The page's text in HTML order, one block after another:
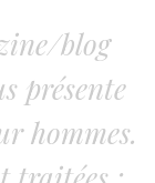
blog
présente
hommes.